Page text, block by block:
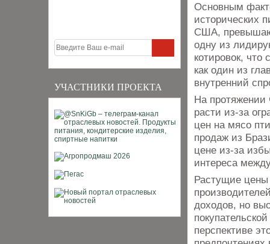
УЧАСТНИКИ ПРОЕКТА
Основным
исторических
США,
одну из
котировок,
как один из
внутренний
На протяжении
расти из-за
цен на мясо
продаж из
цене из-за
интереса
Растущие цены
доходов, но
перспективе